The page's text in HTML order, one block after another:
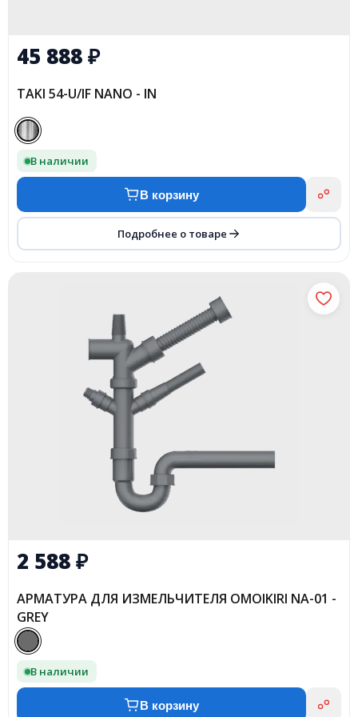
45 888₽
TAKI 54-U/IF NANO - IN
В наличии
В корзину
Подробнее о товаре
2 588₽
АРМАТУРА ДЛЯ ИЗМЕЛЬЧИТЕЛЯ OMOIKIRI NA-01 -
GREY
В наличии
В корзину